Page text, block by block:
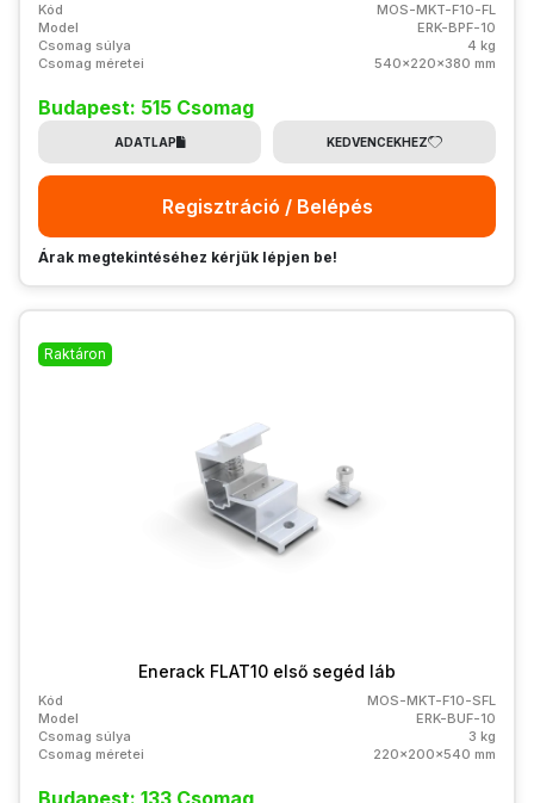
Kód
MOS-MKT-F10-FL
Model
ERK-BPF-10
Csomag súlya
4 kg
Csomag méretei
540x220x380 mm
Budapest: 515 Csomag
ADATLAP KEDVENCEKHEZ
Regisztráció / Belépés
Árak megtekintéséhez kérjük lépjen be!
Raktáron
Enerack FLAT10 első segéd láb
Kód
MOS-MKT-F10-SFL
Model
ERK-BUF-10
Csomag súlya
3 kg
Csomag méretei
220x200x540 mm